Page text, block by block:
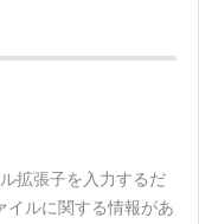
拡張子を入力するだ
イルに関する情報があ